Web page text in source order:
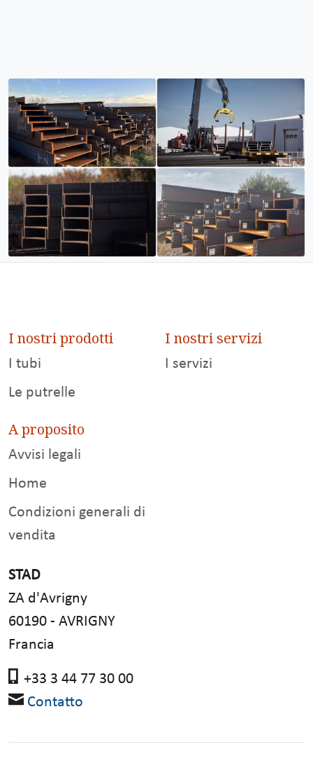
I nostri prodotti
I tubi
Le putrelle
I nostri servizi
I servizi
A proposito
Avvisi legali
Home
Condizioni generali di
vendita
STAD
ZA d'Avrigny
60190 - AVRIGNY
Francia
+33 3 44 77 30 00
Contatto